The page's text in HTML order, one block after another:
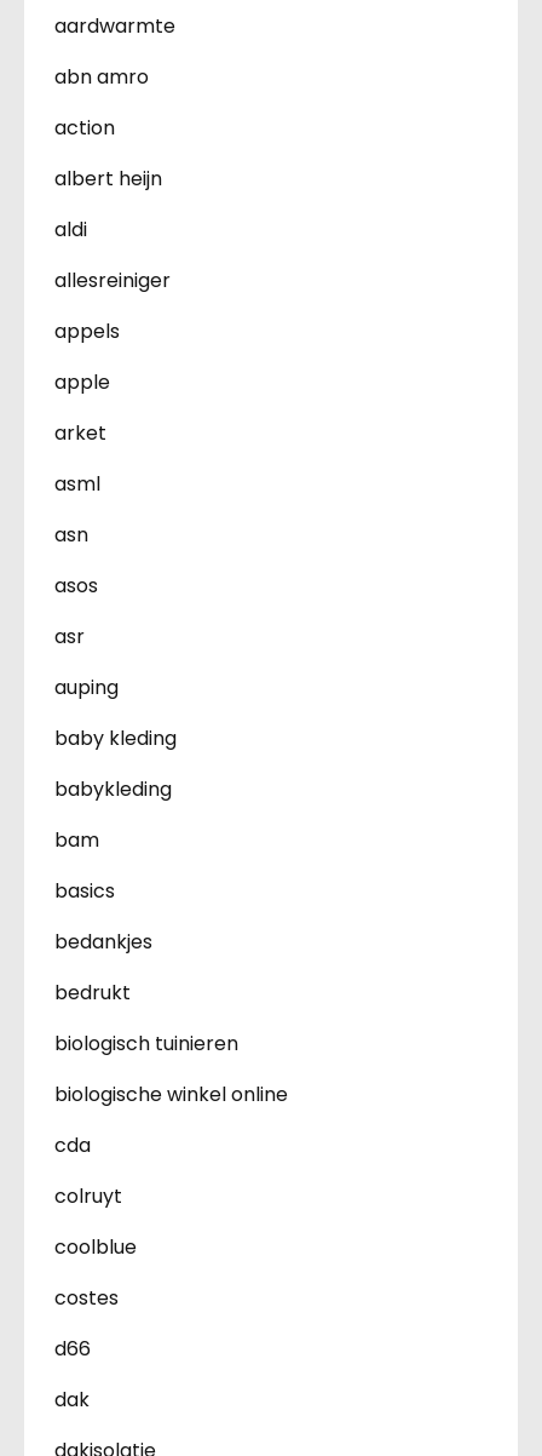
aardwarmte
abn amro
action
albert heijn
aldi
allesreiniger
appels
apple
arket
asml
asn
asos
asr
auping
baby kleding
babykleding
bam
basics
bedankjes
bedrukt
biologisch tuinieren
biologische winkel online
cda
colruyt
coolblue
costes
d66
dak
dakisolatie